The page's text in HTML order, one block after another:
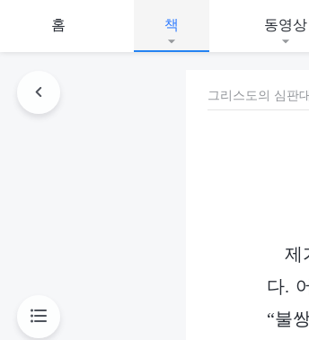
홈 책 동영상
그리스도의 심판
제
다.
“불